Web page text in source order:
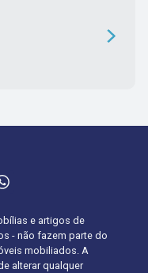
e artigos de
- não fazem parte do
mobiliados. A
alterar qualquer